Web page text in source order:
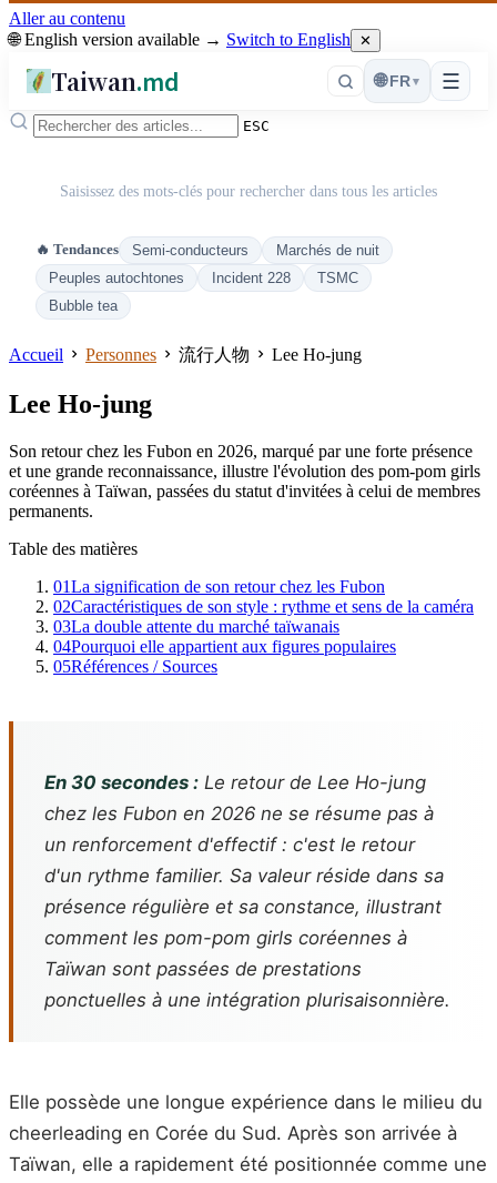
Aller au contenu
🌐 English version available → Switch to English ✕
Taiwan.md ☰
🌐 FR ▾
ESC
Saisissez des mots-clés pour rechercher dans tous les articles
🔥 Tendances Semi-conducteurs
Marchés de nuit
Peuples autochtones
Incident 228
TSMC
Bubble tea
Accueil Personnes 流行人物 Lee Ho-jung
Lee Ho-jung
Son retour chez les Fubon en 2026, marqué par une forte présence
et une grande reconnaissance, illustre l'évolution des pom-pom girls
coréennes à Taïwan, passées du statut d'invitées à celui de membres
permanents.
Table des matières
01La signification de son retour chez les Fubon
02Caractéristiques de son style : rythme et sens de la caméra
03La double attente du marché taïwanais
04Pourquoi elle appartient aux figures populaires
05Références / Sources
En 30 secondes : Le retour de Lee Ho-jung
chez les Fubon en 2026 ne se résume pas à
un renforcement d'effectif : c'est le retour
d'un rythme familier. Sa valeur réside dans sa
présence régulière et sa constance, illustrant
comment les pom-pom girls coréennes à
Taïwan sont passées de prestations
ponctuelles à une intégration plurisaisonnière.
Elle possède une longue expérience dans le milieu du
cheerleading en Corée du Sud. Après son arrivée à
Taïwan, elle a rapidement été positionnée comme une